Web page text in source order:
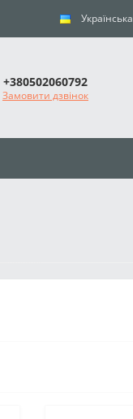
Українська
+380502060792
Замовити дзвінок